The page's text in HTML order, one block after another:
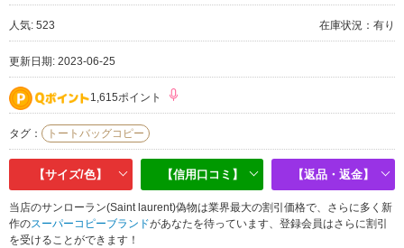
人気: 523 在庫状況：有り
更新日期: 2023-06-25
1,615ポイント
タグ： トートバッグコピー
【サイズ/色】 【信用口コミ】 【返品・返金】
当店のサンローラン(Saint laurent)偽物は業界最大の割引価格で、さらに多く新
作のスーパーコピーブランドがあなたを待っています、登録会員はさらに割引
を受けることができます！